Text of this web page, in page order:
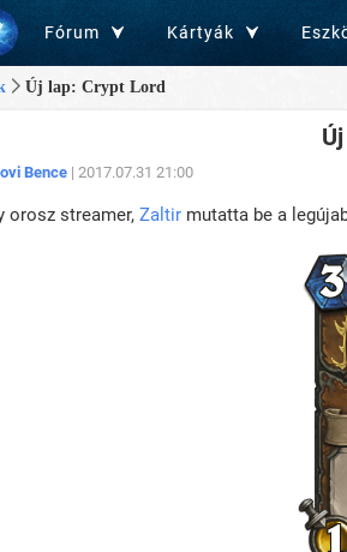
Fórum Kártyák
Új lap: Crypt Lord
Bence | 2017.07.31 21:00
orosz streamer, Zaltir mutatta be a